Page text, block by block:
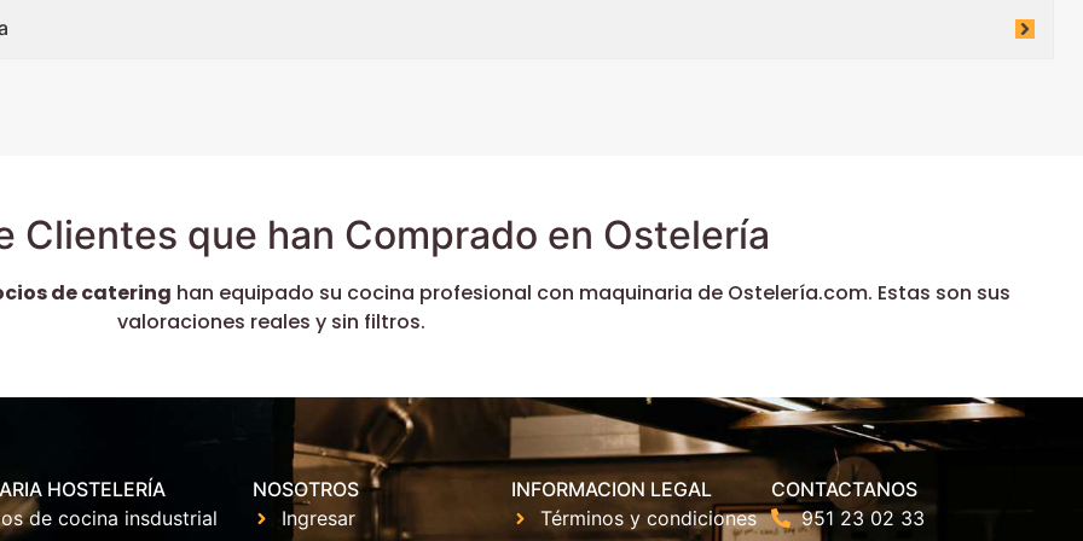
Clientes que han Comprado en Ostelería
de catering han equipado su cocina profesional con maquinaria de Ostelería.com. Estas son sus
valoraciones reales y sin filtros.
HOSTELERÍA
de cocina insdustrial
NOSOTROS
Ingresar
INFORMACION LEGAL
Términos y condiciones
CONTACTANOS
951 23 02 33